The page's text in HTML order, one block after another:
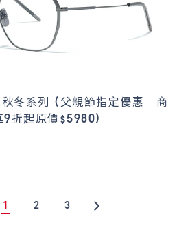
冬系列 (父親節指定優惠｜商
9折起原價$5980)
1 2 3